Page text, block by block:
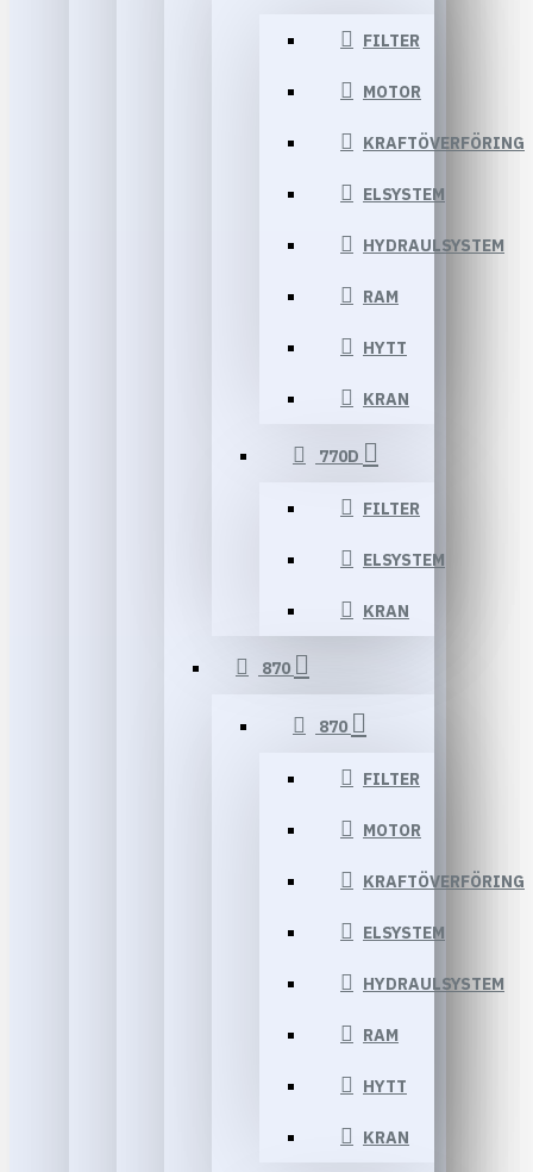
FILTER
MOTOR
KRAFTÖVERFÖRING
ELSYSTEM
HYDRAULSYSTEM
RAM
HYTT
KRAN
770D
FILTER
ELSYSTEM
KRAN
870
870
FILTER
MOTOR
KRAFTÖVERFÖRING
ELSYSTEM
HYDRAULSYSTEM
RAM
HYTT
KRAN